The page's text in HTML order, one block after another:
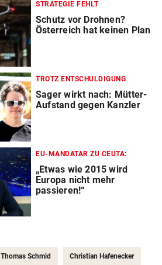
STRATEGIE FEHLT
Schutz vor Drohnen?
Österreich hat keinen Plan
TROTZ ENTSCHULDIGUNG
Sager wirkt nach: Mütter-
Aufstand gegen Kanzler
EU-MANDATAR ZU CEUTA:
„Etwas wie 2015 wird
Europa nicht mehr
passieren!“
Thomas Schmid Christian Hafenecker